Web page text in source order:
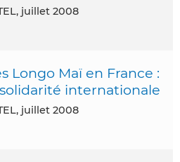
juillet 2008
Longo Maï en France :
internationale
juillet 2008